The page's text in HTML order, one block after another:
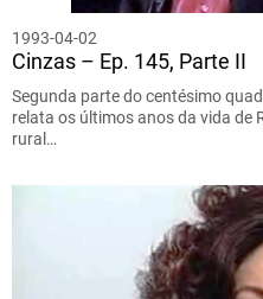
1993-04-02
Cinzas – Ep. 145, Parte II
Segunda parte do centésimo
relata os últimos anos da vida de
rural…